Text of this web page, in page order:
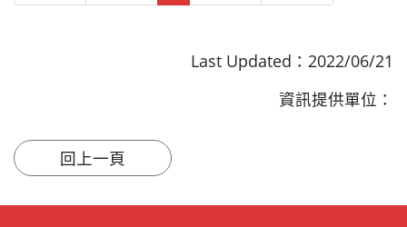
Last Updated：2022/06/21
資訊提供單位：